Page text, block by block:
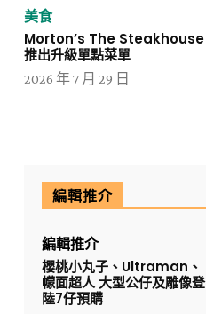
美食
Morton’s The Steakhouse
推出升級單點菜單
2026 年 7 月 29 日
編輯推介
編輯推介
櫻桃小丸子、Ultraman、
幪面超人 大型公仔及雕像登
陸7仔預購